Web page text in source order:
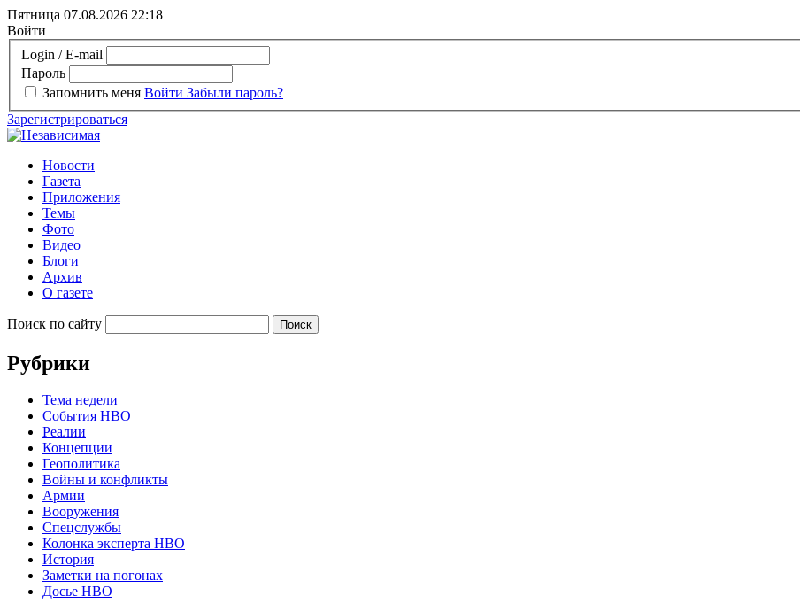
Пятница 07.08.2026 22:18
Войти
Login / E-mail
Пароль
Запомнить меня Войти Забыли пароль?
Зарегистрироваться
Новости
Газета
Приложения
Темы
Фото
Видео
Блоги
Архив
О газете
Поиск по сайту
Рубрики
Тема недели
События НВО
Реалии
Концепции
Геополитика
Войны и конфликты
Армии
Вооружения
Спецслужбы
Колонка эксперта НВО
История
Заметки на погонах
Досье НВО